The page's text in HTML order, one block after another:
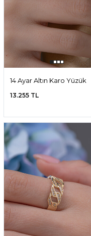
14 Ayar Altın Karo Yüzük
13.255 TL